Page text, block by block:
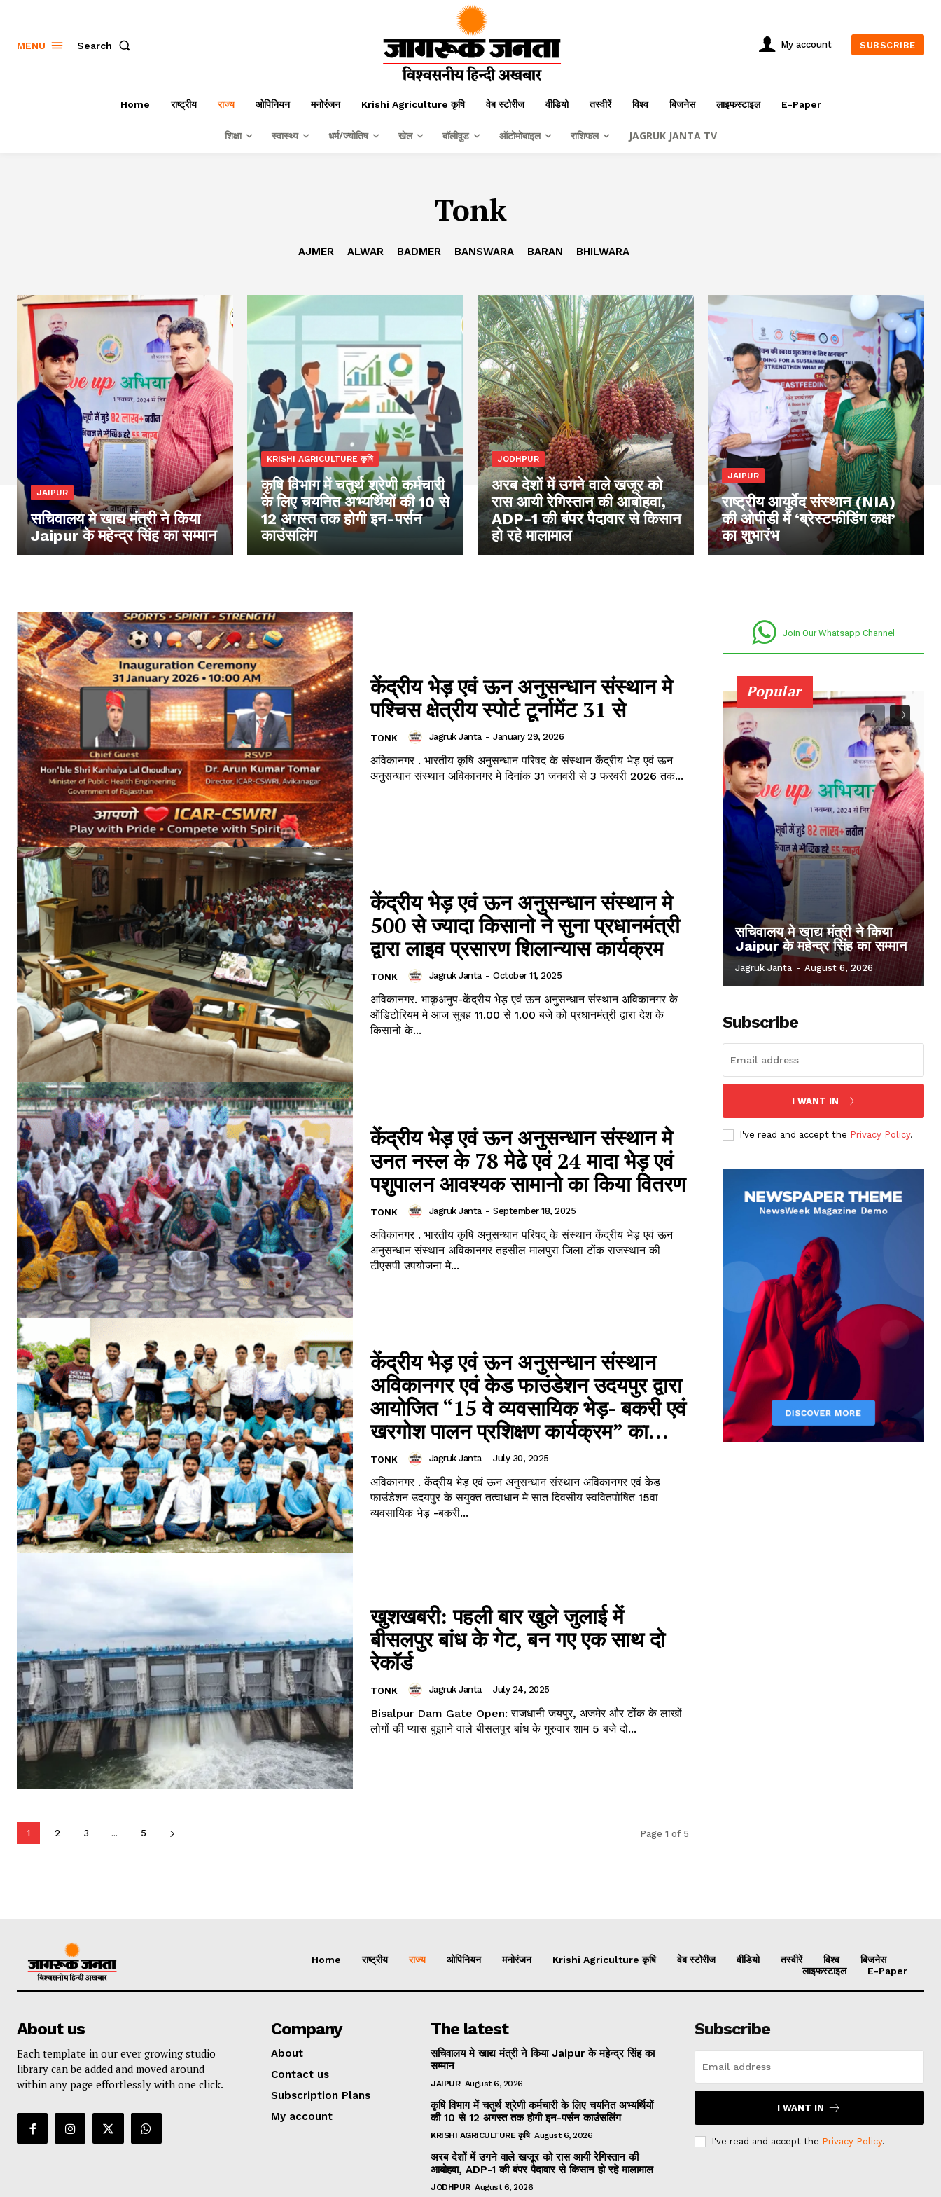
Jagruk Janta
Vishwasniya Hindi
Akhbaar
SUBSCRIBE NOW
Contact us
Subscription Plans
My account
MENU Search My account SUBSCRIBE
Home राष्ट्रीय राज्य ओपिनियन मनोरंजन Krishi Agriculture कृषि वेब स्टोरीज वीडियो तस्वीरें विश्व बिजनेस लाइफस्टाइल E-Paper
शिक्षा स्वास्थ्य धर्म/ज्योतिष खेल बॉलीवुड ऑटोमोबाइल राशिफल JAGRUK JANTA TV
Tonk
AJMER ALWAR BADMER BANSWARA BARAN BHILWARA
JAIPUR
सचिवालय मे खाद्य मंत्री ने किया
Jaipur के महेन्द्र सिंह का सम्मान
KRISHI AGRICULTURE कृषि
कृषि विभाग में चतुर्थ श्रेणी कर्मचारी
के लिए चयनित अभ्यर्थियों की 10 से
12 अगस्त तक होगी इन-पर्सन
काउंसलिंग
JODHPUR
अरब देशों में उगने वाले खजूर को
रास आयी रेगिस्तान की आबोहवा,
ADP-1 की बंपर पैदावार से किसान
हो रहे मालामाल
JAIPUR
राष्ट्रीय आयुर्वेद संस्थान (NIA)
की ओपीडी में ‘ब्रेस्टफीडिंग कक्ष’
का शुभारंभ
केंद्रीय भेड़ एवं ऊन अनुसन्धान संस्थान मे
पश्चिस क्षेत्रीय स्पोर्ट टूर्नामेंट 31 से
TONK Jagruk Janta - January 29, 2026
अविकानगर . भारतीय क़ृषि अनुसन्धान परिषद के संस्थान केंद्रीय भेड़ एवं ऊन
अनुसन्धान संस्थान अविकानगर मे दिनांक 31 जनवरी से 3 फरवरी 2026 तक...
केंद्रीय भेड़ एवं ऊन अनुसन्धान संस्थान मे
500 से ज्यादा किसानो ने सुना प्रधानमंत्री
द्वारा लाइव प्रसारण शिलान्यास कार्यक्रम
TONK Jagruk Janta - October 11, 2025
अविकानगर. भाकृअनुप-केंद्रीय भेड़ एवं ऊन अनुसन्धान संस्थान अविकानगर के
ऑडिटोरियम मे आज सुबह 11.00 से 1.00 बजे को प्रधानमंत्री द्वारा देश के
किसानो के...
केंद्रीय भेड़ एवं ऊन अनुसन्धान संस्थान मे
उनत नस्ल के 78 मेढे एवं 24 मादा भेड़ एवं
पशुपालन आवश्यक सामानो का किया वितरण
TONK Jagruk Janta - September 18, 2025
अविकानगर . भारतीय क़ृषि अनुसन्धान परिषद् के संस्थान केंद्रीय भेड़ एवं ऊन
अनुसन्धान संस्थान अविकानगर तहसील मालपुरा जिला टोंक राजस्थान की
टीएसपी उपयोजना मे...
केंद्रीय भेड़ एवं ऊन अनुसन्धान संस्थान
अविकानगर एवं केड फाउंडेशन उदयपुर द्वारा
आयोजित “15 वे व्यवसायिक भेड़- बकरी एवं
खरगोश पालन प्रशिक्षण कार्यक्रम” का...
TONK Jagruk Janta - July 30, 2025
अविकानगर . केंद्रीय भेड़ एवं ऊन अनुसन्धान संस्थान अविकानगर एवं केड
फाउंडेशन उदयपुर के सयुक्त तत्वाधान मे सात दिवसीय स्ववितपोषित 15वा
व्यवसायिक भेड़ -बकरी...
खुशखबरी: पहली बार खुले जुलाई में
बीसलपुर बांध के गेट, बन गए एक साथ दो
रेकॉर्ड
TONK Jagruk Janta - July 24, 2025
Bisalpur Dam Gate Open: राजधानी जयपुर, अजमेर और टोंक के लाखों
लोगों की प्यास बुझाने वाले बीसलपुर बांध के गुरुवार शाम 5 बजे दो...
1 2 3 ... 5 Page 1 of 5
Join Our Whatsapp Channel
Popular
सचिवालय मे खाद्य मंत्री ने किया
Jaipur के महेन्द्र सिंह का सम्मान
Jagruk Janta - August 6, 2026
Subscribe
I WANT IN
I've read and accept the Privacy Policy.
Home राष्ट्रीय राज्य ओपिनियन मनोरंजन Krishi Agriculture कृषि वेब स्टोरीज वीडियो तस्वीरें विश्व
बिजनेस
लाइफस्टाइल
E-Paper
About us
Each template in our ever growing studio
library can be added and moved around
within any page effortlessly with one click.
Company
About
Contact us
Subscription Plans
My account
The latest
सचिवालय मे खाद्य मंत्री ने किया Jaipur के महेन्द्र सिंह का
सम्मान
JAIPUR August 6, 2026
कृषि विभाग में चतुर्थ श्रेणी कर्मचारी के लिए चयनित अभ्यर्थियों
की 10 से 12 अगस्त तक होगी इन-पर्सन काउंसलिंग
KRISHI AGRICULTURE कृषि August 6, 2026
अरब देशों में उगने वाले खजूर को रास आयी रेगिस्तान की
आबोहवा, ADP-1 की बंपर पैदावार से किसान हो रहे मालामाल
JODHPUR August 6, 2026
Subscribe
I WANT IN
I've read and accept the Privacy Policy.